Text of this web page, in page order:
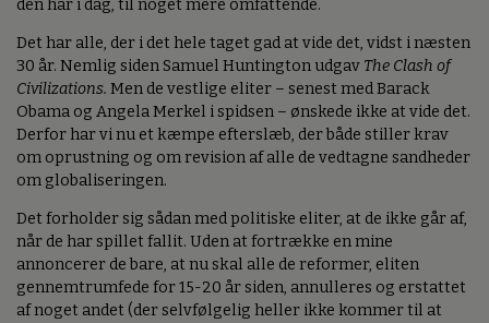
den har i dag, til noget mere omfattende.
Det har alle, der i det hele taget gad at vide det, vidst i næsten
30 år. Nemlig siden Samuel Huntington udgav The Clash of
Civilizations. Men de vestlige eliter – senest med Barack
Obama og Angela Merkel i spidsen – ønskede ikke at vide det.
Derfor har vi nu et kæmpe efterslæb, der både stiller krav
om oprustning og om revision af alle de vedtagne sandheder
om globaliseringen.
Det forholder sig sådan med politiske eliter, at de ikke går af,
når de har spillet fallit. Uden at fortrække en mine
annoncerer de bare, at nu skal alle de reformer, eliten
gennemtrumfede for 15-20 år siden, annulleres og erstattet
af noget andet (der selvfølgelig heller ikke kommer til at